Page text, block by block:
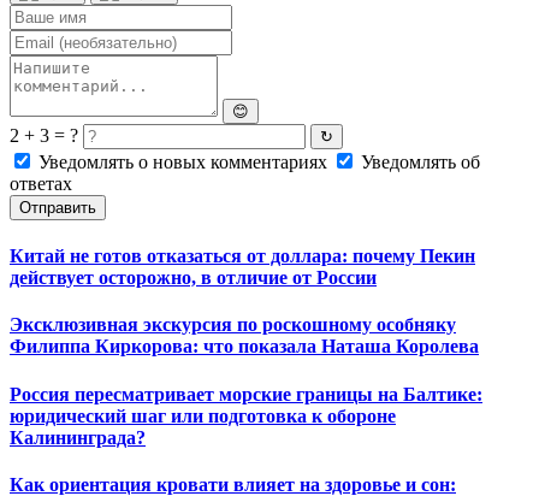
😊
2 + 3 = ? ↻
Уведомлять о новых комментариях
Уведомлять об
ответах
Отправить
Китай не готов отказаться от доллара: почему Пекин
действует осторожно, в отличие от России
Эксклюзивная экскурсия по роскошному особняку
Филиппа Киркорова: что показала Наташа Королева
Россия пересматривает морские границы на Балтике:
юридический шаг или подготовка к обороне
Калининграда?
Как ориентация кровати влияет на здоровье и сон: